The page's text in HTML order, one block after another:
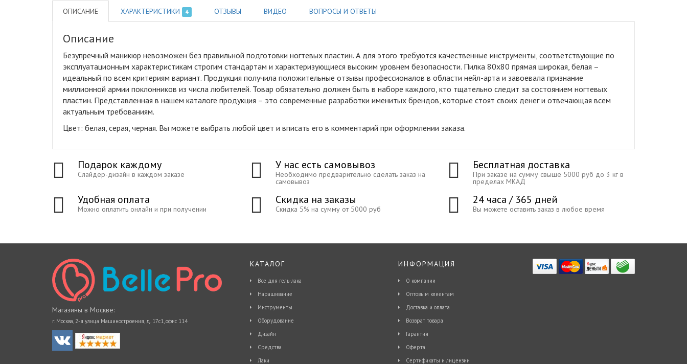
ОПИСАНИЕ ХАРАКТЕРИСТИКИ 4 ОТЗЫВЫ ВИДЕО ВОПРОСЫ И ОТВЕТЫ
Описание
Безупречный маникюр невозможен без правильной подготовки ногтевых пластин. А для этого требуются качественные инструменты, соответствующие по
эксплуатационным характеристикам строгим стандартам и характеризующиеся высоким уровнем безопасности. Пилка 80x80 прямая широкая, белая –
идеальный по всем критериям вариант. Продукция получила положительные отзывы профессионалов в области нейл-арта и завоевала признание
миллионной армии поклонников из числа любителей. Товар обязательно должен быть в наборе каждого, кто тщательно следит за состоянием ногтевых
пластин. Представленная в нашем каталоге продукция – это современные разработки именитых брендов, которые стоят своих денег и отвечающая всем
актуальным требованиям.
Цвет: белая, серая, черная. Вы можете выбрать любой цвет и вписать его в комментарий при оформлении заказа.
Подарок каждому
Слайдер-дизайн в каждом заказе
У нас есть самовывоз
Необходимо предварительно сделать заказ на
самовывоз
Бесплатная доставка
При заказе на сумму свыше 5000 руб до 3 кг в
пределах МКАД
Удобная оплата
Можно оплатить онлайн и при получении
Скидка на заказы
Скидка 5% на сумму от 5000 руб
24 часа / 365 дней
Вы можете оставить заказ в любое время
Магазины в Москве:
г. Москва, 2-я улица Машиностроения, д. 17с1, офис 114
КАТАЛОГ
Все для гель-лака
Наращивание
Инструменты
Оборудование
Дизайн
Средства
Лаки
ИНФОРМАЦИЯ
О компании
Оптовым клиентам
Доставка и оплата
Возврат товара
Гарантия
Оферта
Сертификаты и лицензии